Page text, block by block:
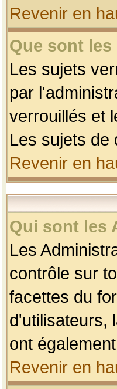
Revenir en
Que sont
Les sujets
par
verrouillés et
Les sujets de
Revenir en
Qui sont les
Les
contrôle sur
facettes du
d'utilisateurs,
ont
Revenir en